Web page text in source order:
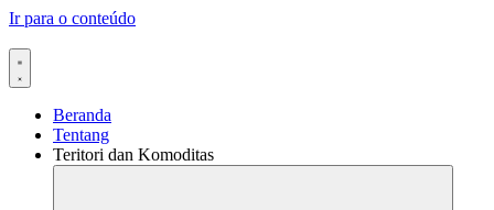
Ir para o conteúdo
Beranda
Tentang
Teritori dan Komoditas